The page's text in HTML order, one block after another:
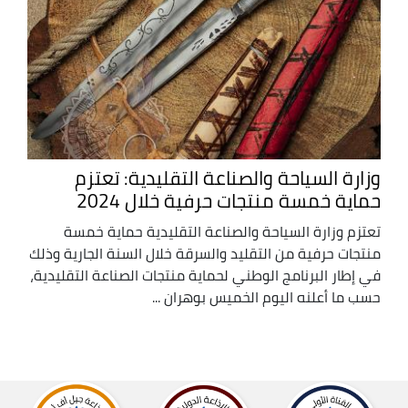
وزارة السياحة والصناعة التقليدية: تعتزم
حماية خمسة منتجات حرفية خلال 2024
تعتزم وزارة السياحة والصناعة التقليدية حماية خمسة
منتجات حرفية من التقليد والسرقة خلال السنة الجارية وذلك
في إطار البرنامج الوطني لحماية منتجات الصناعة التقليدية،
حسب ما أعلنه اليوم الخميس بوهران ...